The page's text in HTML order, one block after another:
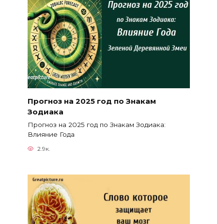
Прогноз на 2025 год по Знакам
Зодиака
Прогноз на 2025 год по Знакам Зодиака:
Влияние Года
2.9к.